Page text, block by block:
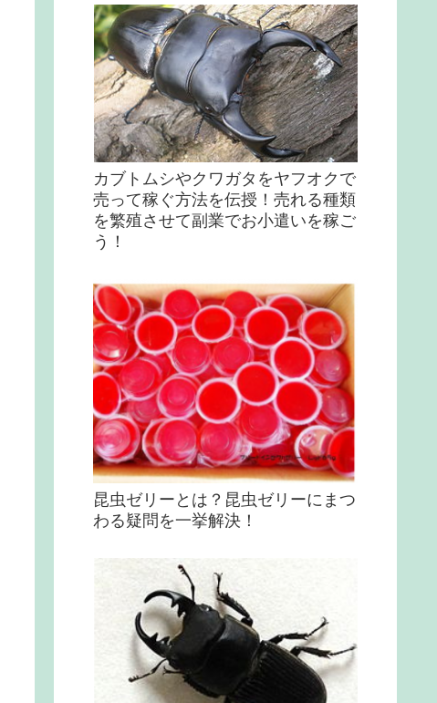
カブトムシやクワガタをヤフオクで
売って稼ぐ方法を伝授！売れる種類
を繁殖させて副業でお小遣いを稼ご
う！
昆虫ゼリーとは？昆虫ゼリーにまつ
わる疑問を一挙解決！